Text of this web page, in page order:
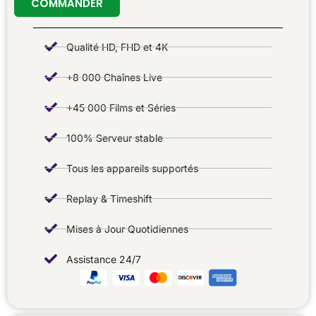
Qualité HD, FHD et 4K
+8 000 Chaînes Live
+45 000 Films et Séries
100% Serveur stable
Tous les appareils supportés
Replay & Timeshift
Mises à Jour Quotidiennes
Assistance 24/7